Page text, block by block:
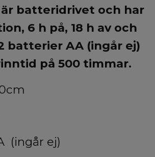
batteridrivet och har
6 h på, 18 h av och
batterier AA (ingår ej)
på 500 timmar.
AA (ingår ej)